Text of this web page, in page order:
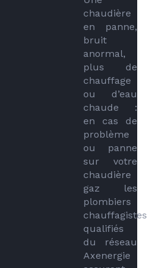
chaudière
en panne,
bruit
anormal,
plus de
chauffage
ou d’eau
chaude :
en cas de
problème
ou panne
sur votre
chaudière
gaz les
plombiers
chauffagistes
qualifiés
du réseau
Axenergie